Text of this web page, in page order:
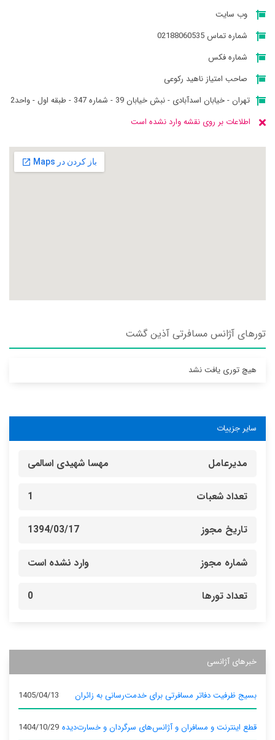
وب سایت
شماره تماس 02188060535
شماره فکس
صاحب امتیاز ناهید رکوعی
تهران - خيابان اسدآبادی - نبش خیابان 39 - شماره 347 - طبقه اول - واحد2
اطلاعات بر روی نقشه وارد نشده است
تورهای آژانس مسافرتی آذين گشت
هیچ توری یافت نشد
سایر جزییات
مدیرعامل مهسا شهیدی اسالمی
تعداد شعبات 1
تاریخ مجوز 1394/03/17
شماره مجوز وارد نشده است
تعداد تورها 0
خبرهای آژانسی
بسیج ظرفیت دفاتر مسافرتی برای خدمت‌رسانی به زائران 1405/04/13
قطع اینترنت و مسافران و آژانس‌های سرگردان و خسارت‌دیده 1404/10/29